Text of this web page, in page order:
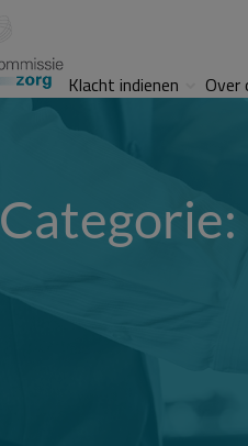
Klacht indienen Over